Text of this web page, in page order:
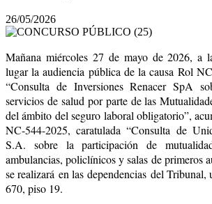
26/05/2026
Mañana miércoles 27 de mayo de 2026, a
lugar la audiencia pública de la causa Rol
“Consulta de Inversiones Renacer SpA
servicios de salud por parte de las
del ámbito del seguro laboral obligatorio”,
NC-544-2025, caratulada “Consulta de
S.A. sobre la participación de
ambulancias, policlínicos y salas de primeros
se realizará en las dependencias del
670, piso 19.